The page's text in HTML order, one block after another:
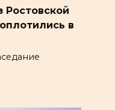
Ростовской
в